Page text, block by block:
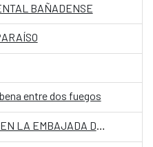
BAÑADENSE
entre dos fuegos
PERSONAL LABORAL FIJO EN LA EMBAJADA DE ESPAÑA EN PARAGUAY CON LA CATEGORÍA DE MAYORDOMO